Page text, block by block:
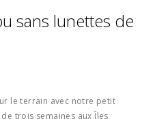
sans lunettes de
le terrain avec notre petit
trois semaines aux Îles